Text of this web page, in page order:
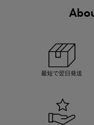
最短で翌日発送